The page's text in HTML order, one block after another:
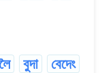
বুদা
বেদেং